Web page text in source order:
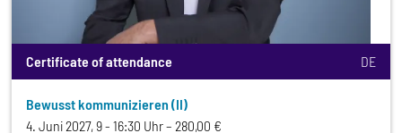
Certificate of attendance DE
Bewusst kommunizieren (II)
4. Juni 2027, 9 - 16:30 Uhr
280,00 €